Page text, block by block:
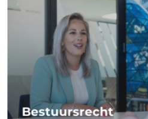
Bestuursrecht